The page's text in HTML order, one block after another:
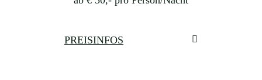
PREISINFOS